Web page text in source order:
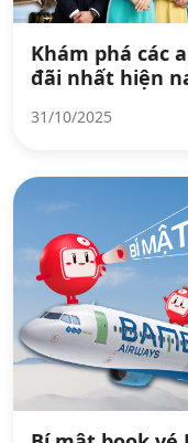
Khám phá các
đãi nhất hiện
31/10/2025